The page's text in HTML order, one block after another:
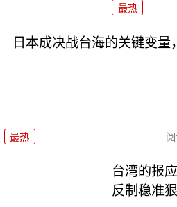
最热
日本成决战台海的关键变
最热
台湾的报
反制稳准狠